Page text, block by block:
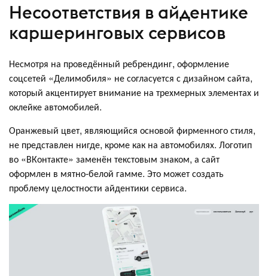
Несоответствия в айдентике
каршеринговых сервисов
Несмотря на проведённый ребрендинг, оформление
соцсетей «Делимобиля» не согласуется с дизайном сайта,
который акцентирует внимание на трехмерных элементах и
оклейке автомобилей.
Оранжевый цвет, являющийся основой фирменного стиля,
не представлен нигде, кроме как на автомобилях. Логотип
во «ВКонтакте» заменён текстовым знаком, а сайт
оформлен в мятно-белой гамме. Это может создать
проблему целостности айдентики сервиса.